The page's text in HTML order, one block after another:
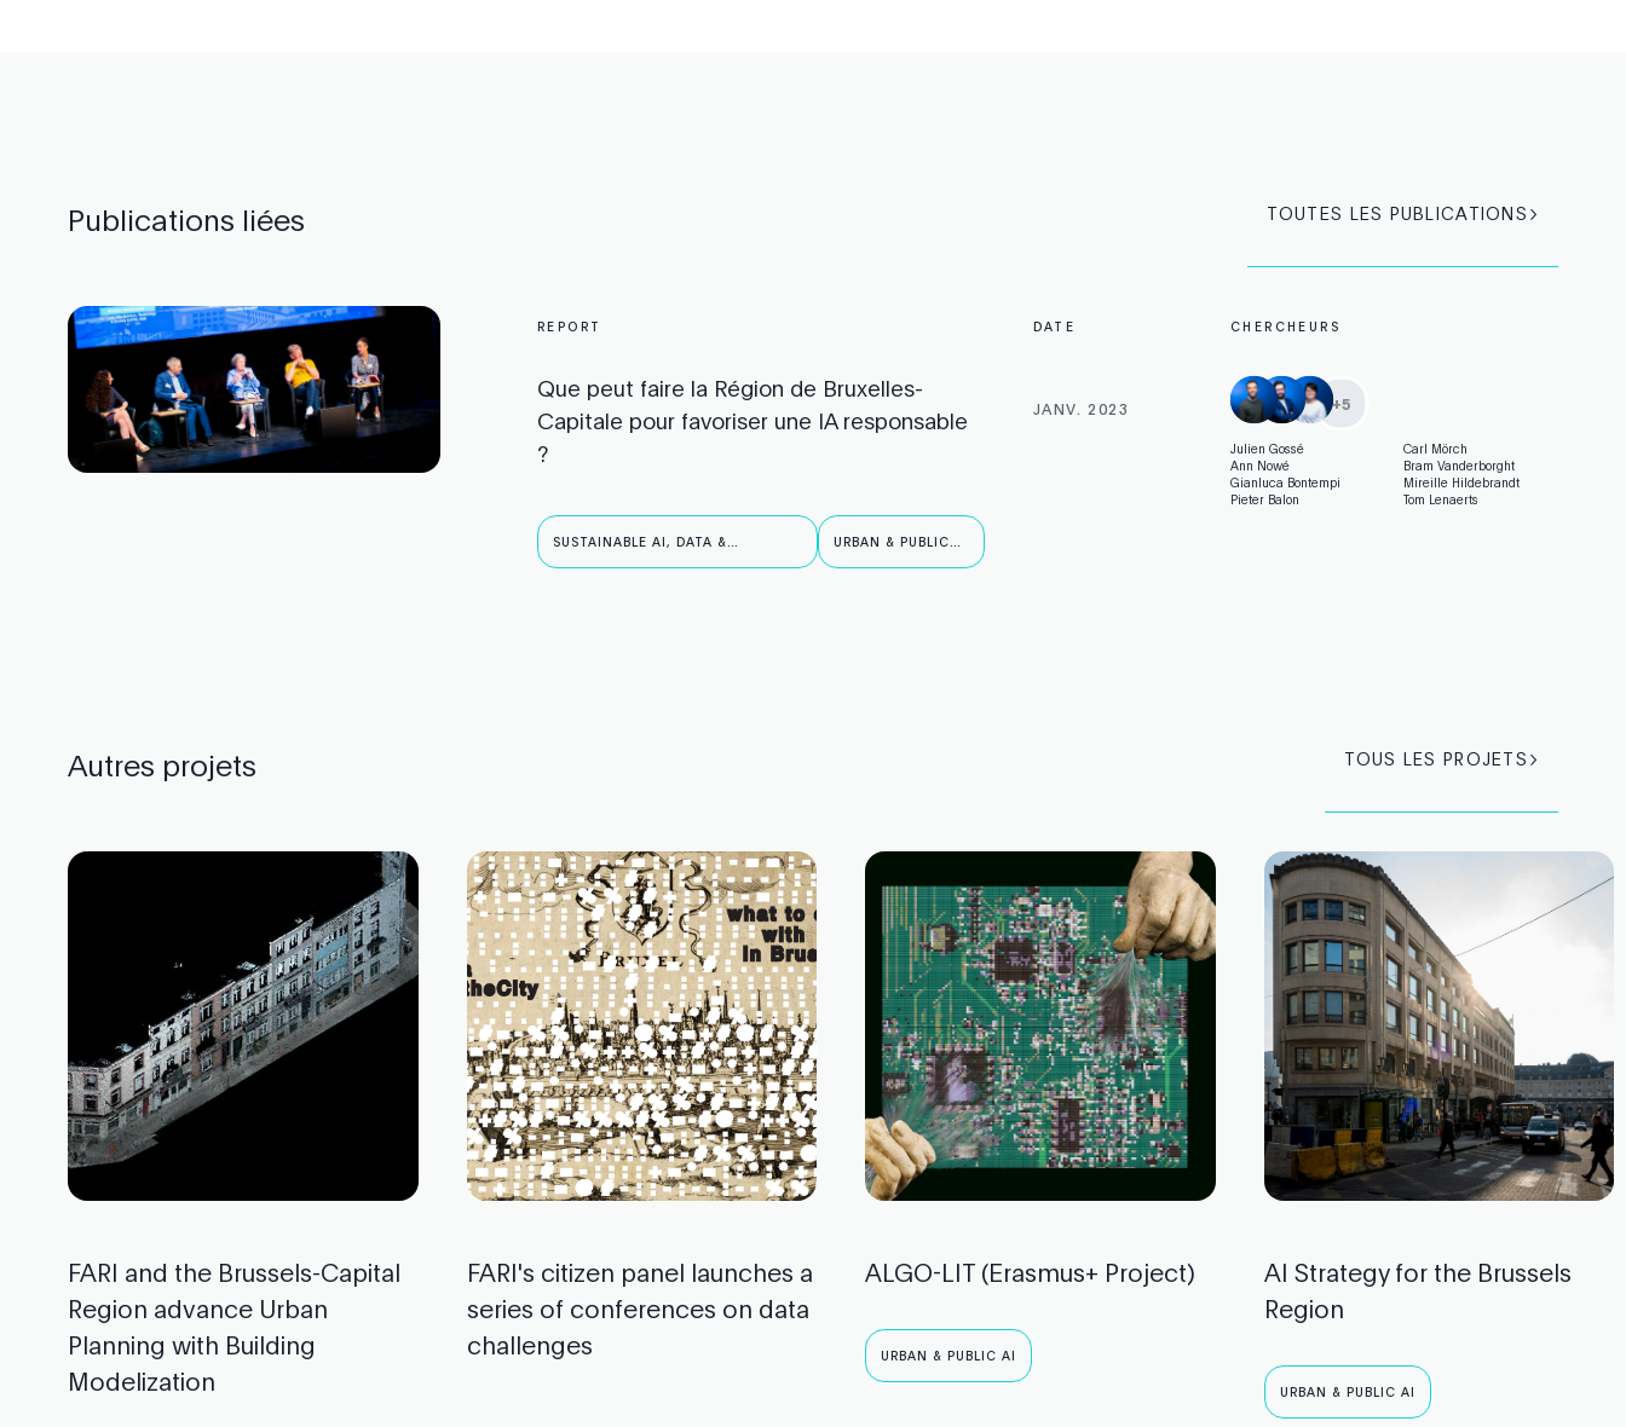
Publications liées TOUTES LES PUBLICATIONS
REPORT
Que peut faire la Région de Bruxelles-
Capitale pour favoriser une IA responsable
?
SUSTAINABLE AI, DATA &
URBAN & PUBLIC
DATE
JANV. 2023
CHERCHEURS
+5
Julien Gossé
Carl Mörch
Ann Nowé
Bram Vanderborght
Gianluca Bontempi
Mireille Hildebrandt
Pieter Balon
Tom Lenaerts
Autres projets TOUS LES PROJETS
FARI and the Brussels-Capital
Region advance Urban
Planning with Building
Modelization
FARI's citizen panel launches a
series of conferences on data
challenges
ALGO-LIT (Erasmus+ Project)
URBAN & PUBLIC AI
AI Strategy for the Brussels
Region
URBAN & PUBLIC AI